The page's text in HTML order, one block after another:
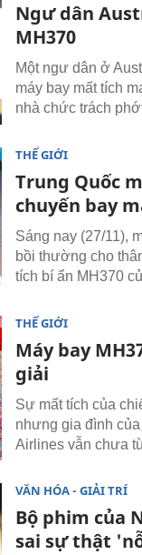
Ngư dân
MH370
Một ngư dân ở
máy bay mất tích
nhà chức trách
THẾ GIỚI
Trung Quốc
chuyến bay
Sáng nay (27/11),
bồi thường cho
tích bí ẩn MH370
THẾ GIỚI
Máy bay
giải
Sự mất tích của
nhưng gia đình
Airlines vẫn chưa
VĂN HÓA - GIẢI TRÍ
Bộ phim của
sai sự thật